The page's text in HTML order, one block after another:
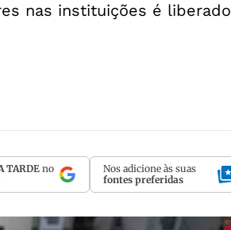
nas instituições é liberado
TARDEno
Nos adicione às suas
fontes preferidas